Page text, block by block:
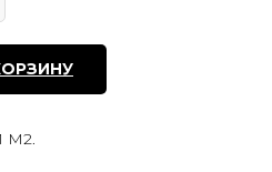
М2.